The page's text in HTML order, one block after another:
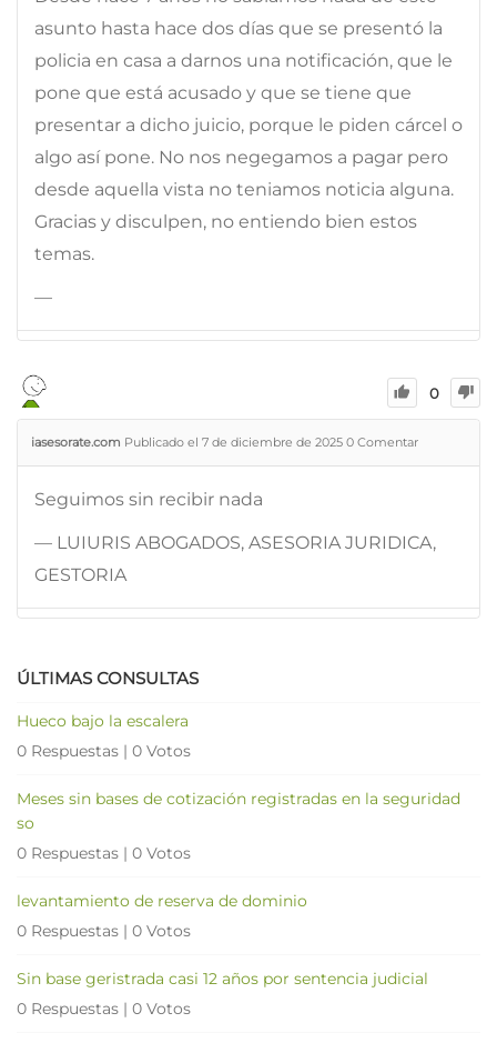
asunto hasta hace dos días que se presentó la
policia en casa a darnos una notificación, que le
pone que está acusado y que se tiene que
presentar a dicho juicio, porque le piden cárcel o
algo así pone. No nos negegamos a pagar pero
desde aquella vista no teniamos noticia alguna.
Gracias y disculpen, no entiendo bien estos
temas.
—
0
iasesorate.com Publicado el 7 de diciembre de 2025 0 Comentar
Seguimos sin recibir nada
— LUIURIS ABOGADOS, ASESORIA JURIDICA,
GESTORIA
ÚLTIMAS CONSULTAS
Hueco bajo la escalera
0 Respuestas | 0 Votos
Meses sin bases de cotización registradas en la seguridad
so
0 Respuestas | 0 Votos
levantamiento de reserva de dominio
0 Respuestas | 0 Votos
Sin base geristrada casi 12 años por sentencia judicial
0 Respuestas | 0 Votos